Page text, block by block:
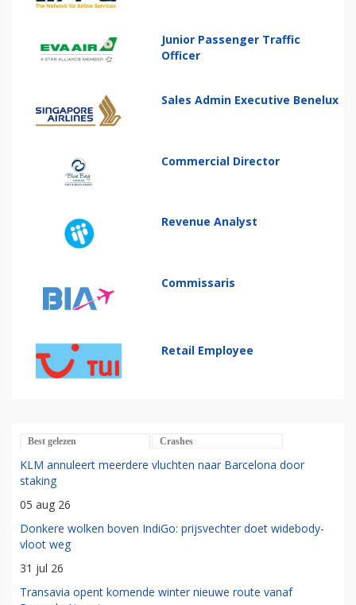
Junior Passenger Traffic
Officer
Sales Admin Executive Benelux
Commercial Director
Revenue Analyst
Commissaris
Retail Employee
Best gelezen Crashes
KLM annuleert meerdere vluchten naar Barcelona door
staking
05 aug 26
Donkere wolken boven IndiGo: prijsvechter doet widebody-
vloot weg
31 jul 26
Transavia opent komende winter nieuwe route vanaf